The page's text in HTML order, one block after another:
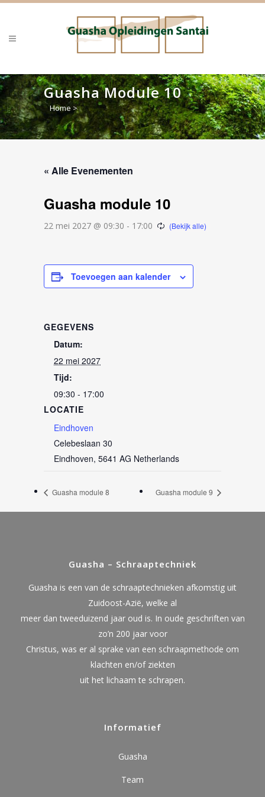
Guasha Module 10
Home >
« Alle Evenementen
Guasha module 10
22 mei 2027 @ 09:30 - 17:00
Toevoegen aan kalender
GEGEVENS
Datum:
22 mei 2027
Tijd:
09:30 - 17:00
LOCATIE
Eindhoven
Celebeslaan 30
Eindhoven, 5641 AG Netherlands
Guasha module 8 Guasha module 9
Guasha – Schraaptechniek
Guasha is een van de schraaptechnieken afkomstig uit
Zuidoost-Azië, welke al
meer dan tweeduizend jaar oud is. In oude geschriften van
zo’n 200 jaar voor
Christus, was er al sprake van een schraapmethode om
klachten en/of ziekten
uit het lichaam te schrapen.
Informatief
Guasha
Team